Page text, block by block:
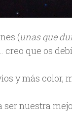
(unas que
creo que os
y más color,
nuestra